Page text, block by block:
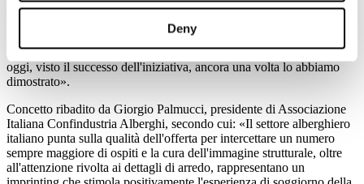
Deny
duraturi. Anche oggi è stato confermato l'impegno della federazione
nel portare avanti politiche pragmatiche il cui scopo è quello di
offrire alle aziende i mezzi per continuare a crescere sia sul mercato
interno sia all'estero. Alle imprese servono più fatti e meno parole e
oggi, visto il successo dell'iniziativa, ancora una volta lo abbiamo
dimostrato».
Concetto ribadito da Giorgio Palmucci, presidente di Associazione
Italiana Confindustria Alberghi, secondo cui: «Il settore alberghiero
italiano punta sulla qualità dell'offerta per intercettare un numero
sempre maggiore di ospiti e la cura dell'immagine strutturale, oltre
all'attenzione rivolta ai dettagli di arredo, rappresentano un